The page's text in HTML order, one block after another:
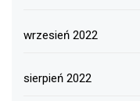
wrzesień 2022
sierpień 2022